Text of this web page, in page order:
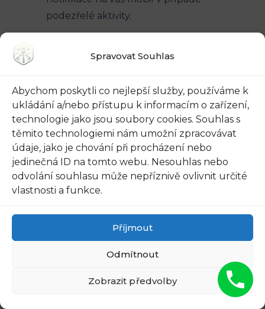
Spravovat Souhlas
Abychom poskytli co nejlepší služby, používáme k
ukládání a/nebo přístupu k informacím o zařízení,
technologie jako jsou soubory cookies. Souhlas s
těmito technologiemi nám umožní zpracovávat
údaje, jako je chování při procházení nebo
jedinečná ID na tomto webu. Nesouhlas nebo
odvolání souhlasu může nepříznivě ovlivnit určité
vlastnosti a funkce.
Příjmout
Odmítnout
Zobrazit předvolby
podezřelé aktivity.
zabezpečením svého domu lámat hlavu
klíčové. Zkušený zámečník vám může
pomoci s výběrem adekvátního
zámkového systému a jeho profesionální
instalací. Díky jejich know-how a
odbornosti budete mít jistotu, že váš
domov bude skutečně bezpečný.
abyste si užili klid ve svém domově za
bezpečnou a dostupnou cenu. Využijte našich
tipů na zámkové systémy a jejich instalaci a dejte
si pozor na svou vlastní bezpečnost. Vaše rodina
si to zaslouží! Tohle bylo pár zajímavých insightů